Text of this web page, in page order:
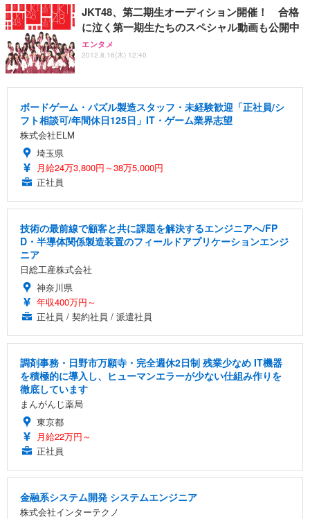
ト 幅52×奥行58.5×高さ84～96cm テレワーク 在宅
勤務 ブラック
￥4,139
像低減 (3年保証 | 輝点保証 | 日本メーカー)
￥34,980
￥3,731
JKT48、第二期生オーディション開催！ 合格
に泣く第一期生たちのスペシャル動画も公開中
エンタメ
2012.8.16(木) 12:40
ボードゲーム・パズル製造スタッフ・未経験歓迎「正社員/シ
フト相談可/年間休日125日」IT・ゲーム業界志望
株式会社ELM
埼玉県
月給24万3,800円～38万5,000円
正社員
技術の最前線で顧客と共に課題を解決するエンジニアへ/FP
D・半導体関係製造装置のフィールドアプリケーションエンジ
ニア
日総工産株式会社
神奈川県
年収400万円～
正社員 / 契約社員 / 派遣社員
調剤事務・日野市万願寺・完全週休2日制 残業少なめ IT機器
を積極的に導入し、ヒューマンエラーが少ない仕組み作りを
徹底しています
まんがんじ薬局
東京都
月給22万円～
正社員
金融系システム開発 システムエンジニア
株式会社インターテクノ